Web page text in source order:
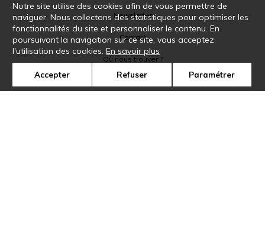
Newsletter
Contact
Où nous trouver ?
Notre site utilise des cookies afin de vous permettre de
naviguer. Nous collectons des statistiques pour optimiser les
fonctionnalités du site et personnaliser le contenu. En
poursuivant la navigation sur ce site, vous acceptez
l'utilisation des cookies.En savoir plus
Accepter Refuser Paramétrer